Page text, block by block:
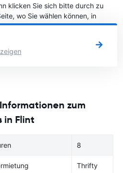
klicken Sie sich bitte durch zu
wo Sie wählen können, in
Auto mieten möchten.
zum
in Flint
8
Thrifty